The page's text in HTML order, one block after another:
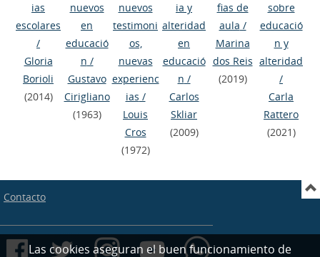
ias
escolares
/
Gloria
Borioli
(2014)
nuevos
en
educació
n /
Gustavo
Cirigliano
(1963)
nuevos
testimoni
os,
nuevas
experienc
ias /
Louis
Cros
(1972)
ia y
alteridad
en
educació
n /
Carlos
Skliar
(2009)
fias de
aula /
Marina
dos Reis
(2019)
sobre
educació
n y
alteridad
/
Carla
Rattero
(2021)
Contacto
Las cookies aseguran el buen funcionamiento de